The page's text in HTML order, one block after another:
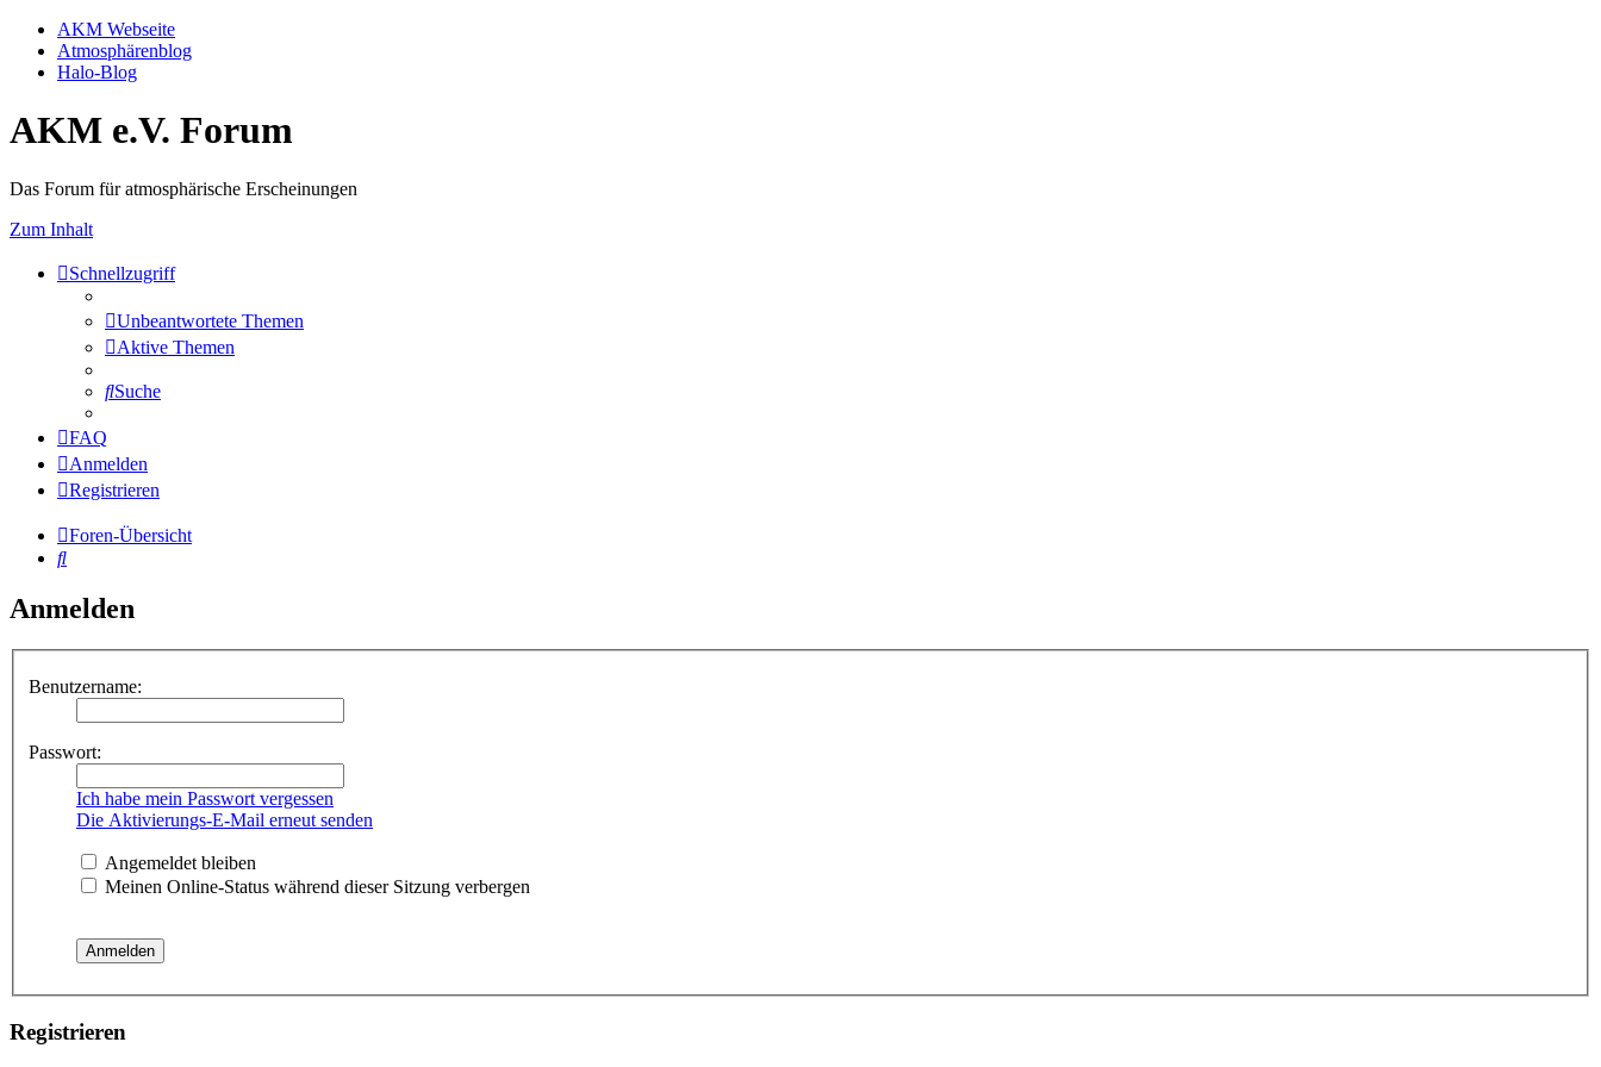
AKM Webseite
Atmosphärenblog
Halo-Blog
AKM e.V. Forum
Das Forum für atmosphärische Erscheinungen
Zum Inhalt
Schnellzugriff
Unbeantwortete Themen
Aktive Themen
Suche
FAQ
Anmelden
Registrieren
Foren-Übersicht
Suche
Anmelden
Benutzername:
Passwort:
Ich habe mein Passwort vergessen
Die Aktivierungs-E-Mail erneut senden
Angemeldet bleiben
Meinen Online-Status während dieser Sitzung verbergen
Registrieren